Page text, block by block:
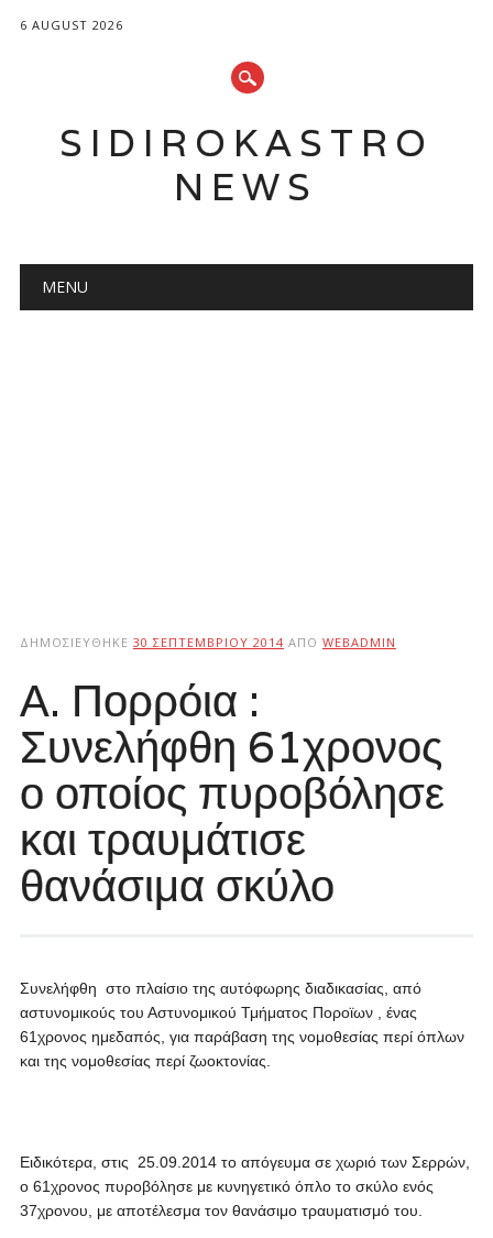
6 AUGUST 2026
SIDIROKASTRO
NEWS
Main menu
MENU
ΔΗΜΟΣΙΕΎΘΗΚΕ 30 ΣΕΠΤΕΜΒΡΊΟΥ 2014 ΑΠΌ WEBADMIN
Α. Πορρόια :
Συνελήφθη 61χρονος
ο οποίος πυροβόλησε
και τραυμάτισε
θανάσιμα σκύλο
Συνελήφθη στο πλαίσιο της αυτόφωρης διαδικασίας, από
αστυνομικούς του Αστυνομικού Τμήματος Ποροϊων , ένας
61χρονος ημεδαπός, για παράβαση της νομοθεσίας περί όπλων
και της νομοθεσίας περί ζωοκτονίας.
Ειδικότερα, στις 25.09.2014 το απόγευμα σε χωριό των Σερρών,
ο 61χρονος πυροβόλησε με κυνηγετικό όπλο το σκύλο ενός
37χρονου, με αποτέλεσμα τον θανάσιμο τραυματισμό του.